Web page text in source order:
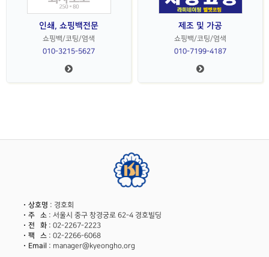
인쇄, 쇼핑백전문
쇼핑백/코팅/염색
010-3215-5627
제조 및 가공
쇼핑백/코팅/염색
010-7199-4187
상호명 : 경호회
주 소 : 서울시 중구 창경궁로 62-4 경호빌딩
전 화 : 02-2267-2223
팩 스 : 02-2266-6068
Email : manager@kyeongho.org